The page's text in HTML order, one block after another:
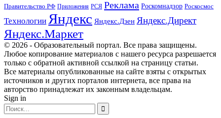
Правительство РФ Приложения РСЯ Реклама Роскомнадзор Роскосмос
Технологии Яндекс Яндекс.Дзен Яндекс.Директ
Яндекс.Маркет
© 2026 - Образовательный портал. Все права защищены.
Любое копирование материалов с нашего ресурса разрешается
только с обратной активной ссылкой на страницу статьи.
Все материалы опубликованные на сайте взяты с открытых
источников и других порталов интернета, все права на
авторство принадлежат их законным владельцам.
Sign in